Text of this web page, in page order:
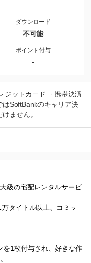
ダウンロード
不可能
ポイント付与
-
ジットカード ・携帯決済
SoftBankのキャリア決
ません。
級の宅配レンタルサービ
タイトル以上、コミッ
を1枚付与され、好きな作